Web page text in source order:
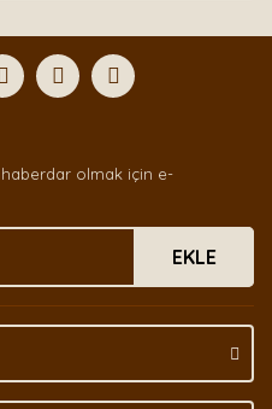
Yaz
iletebilirsiniz.
ederiz.
bulunuyor.
pahalı.
olmalı.
olmak için e-
EKLE